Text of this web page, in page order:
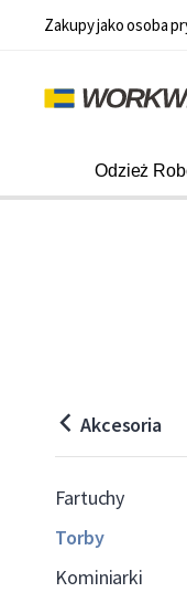
Zakupy jako osoba
Odzież
Akcesoria
Fartuchy
Torby
Kominiarki